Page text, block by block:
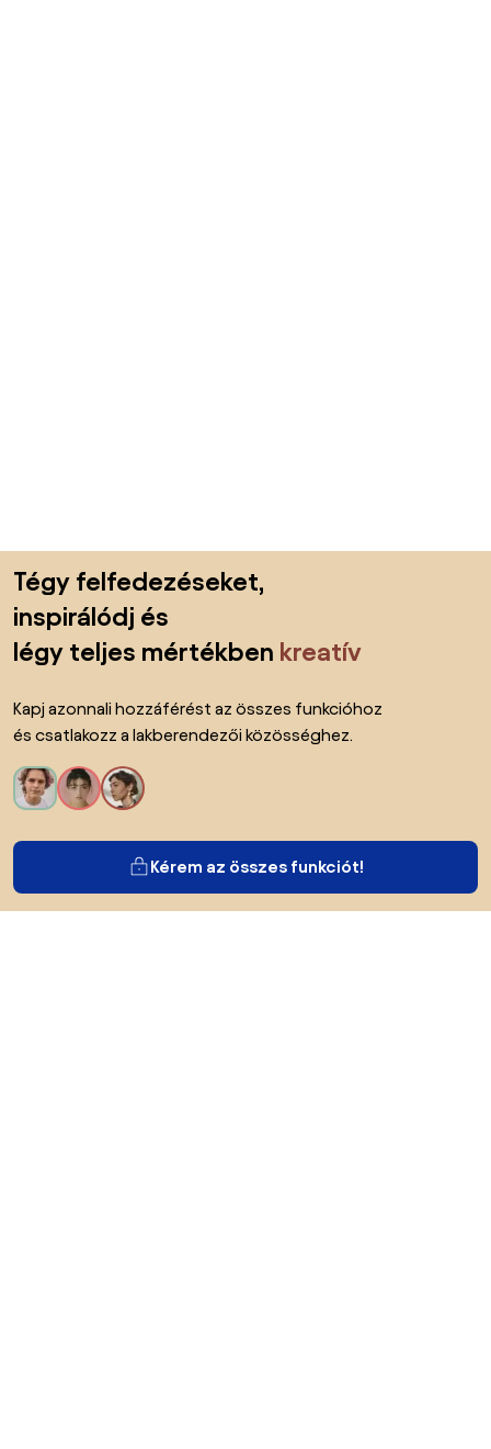
Tégy felfedezéseket,
inspirálódj és
légy teljes mértékben kreatív
Kapj azonnali hozzáférést az összes funkcióhoz
és csatlakozz a lakberendezői közösséghez.
Kérem az összes funkciót!